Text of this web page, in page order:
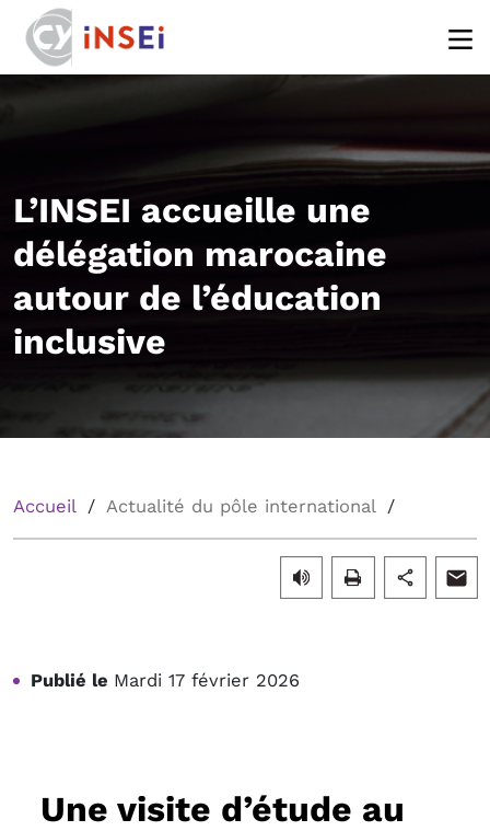
L’INSEI accueille une
délégation marocaine
autour de l’éducation
inclusive
Accueil Actualité du pôle international
Publié le Mardi 17 février 2026
Une visite d’étude au